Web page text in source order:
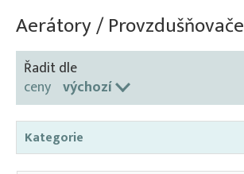
O firmě
Kontakt
Aerátory / Provzdušňovače
Řadit dle
ceny výchozí
Kategorie